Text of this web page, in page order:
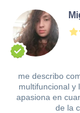
me describo
multifuncional y
apasiona en
de la